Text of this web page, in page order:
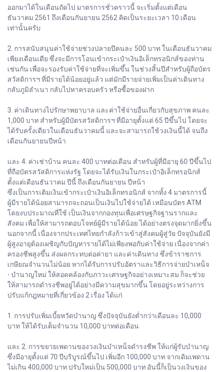
ออกมาได้ในเดือนถัดไป มาตรการชั่วคราวนี้ จะเริ่มตั้งแต่เดือน
ธันวาคม 2561 ถึงเดือนกันยายน 2562 คิดเป็นระยะเวลา 10 เดือน
เท่านั้นครับ
2. การสนับสนุนค่าใช้จ่ายช่วงปลายปีคนละ 500 บาท ในเดือนธันวาคม
เพียงเดือนเดีย ซึ่งจะมีการโอนเข้ากระเป๋าเงินอิเล็กทรอนิกส์ของท่าน
เช่นกัน เพื่อจะรองรับค่าใช้จ่ายที่จะเพิ่มขึ้น ในช่วงสิ้นปีสำหรับผู้ถือบัตร
สวัสดิการฯ ที่มีรายได้น้อยอยู่แล้ว แต่มักมีรายจ่ายเพิ่มเป็นค่าเดินทาง
กลับภูมิลำเนา กลับไปหาครอบครัว หรือซื้อของฝาก
3. ค่าเดินทางไปรักษาพยาบาล และค่าใช้จ่ายอื่นเกี่ยวกับสุขภาพ คนละ
1,000 บาท สำหรับผู้มีบัตรสวัสดิการฯ ที่มีอายุตั้งแต่ 65 ปีขึ้นไป โดยจะ
ได้รับครั้งเดียวในเดือนธันวาคมนี้ และจะสามารถใช้วงเงินนี้ได้ จนถึง
เดือนกันยายนปีหน้า
และ 4. ค่าเช่าบ้าน คนละ 400 บาทต่อเดือน สำหรับผู้ที่มีอายุ 60 ปีขึ้นไป
ที่ถือบัตรสวัสดิการแห่งรัฐ โดยจะได้รับเงินในกระเป๋าอิเล็กทรอนิกส์
ตั้งแต่เดือนธันวาคม ปีนี้ ถึงเดือนกันยายน ปีหน้า
ซึ่งเป็นการเติมเงินเข้ากระเป๋าเงินอิเล็กทรอนิกส์ จากทั้ง 4 มาตรการนี้
ผู้มีรายได้น้อยสามารถจะถอนเป็นเงินไปใช้จ่ายได้ เหมือนบัตร ATM
โดยงบประมาณที่ใช้ เป็นเงินจากกองทุนเพื่อเศรษฐกิจฐานรากและ
สังคม เพื่อให้สามารถตอบโจทย์ผู้มีรายได้น้อย ได้อย่างตรงจุดมากยิ่งขึ้น
นอกจากนี้ เนื่องจากประเทศไทยกำลังก้าวเข้าสู่สังคมผู้สู่วัย ปัจจุบันยังมี
ผู้สูงอายุต้องเผชิญกับปัญหารายได้ไม่เพียงพอกับค่าใช้จ่าย เนื่องจากค่า
ครองชีพสูงขึ้น ส่งผลกระทบต่อค่ายา และค่าเดินทาง ซึ่งข้าราชการ
เกษียณจำนวนไม่น้อย หากได้รับการปรับอัตราและวิธีการจ่ายบำเหน็จ
- บำนาญใหม่ ให้สอดคล้องกับภาวะเศรษฐกิจอย่างเหมาะสม ก็จะช่วย
ให้สามารถดำรงชีพอยู่ได้อย่างมีความสุขมากขึ้น โดยอยู่ระหว่างการ
ปรับแก้กฎหมายที่เกี่ยวข้อง 2 เรื่อง ได้แก่
1. การปรับเพิ่มเบี้ยหวัดบำนาญ ซึ่งปัจจุบันยังต่ำกว่าเดือนละ 10,000
บาท ให้ได้รับเต็มจำนวน 10,000 บาทต่อเดือน
และ 2. การขยายเพดานของวงเงินบำเหน็จดำรงชีพ ให้แก่ผู้รับบำนาญ
ซึ่งมีอายุตั้งแต่ 70 ปีบริบูรณ์ขึ้นไป เพิ่มอีก 100,000 บาท จากเดิมเพดาน
ไม่เกิน 400,000 บาท ปรับใหม่เป็น 500,000 บาท อันนี้ก็เป็นวงเงินของ